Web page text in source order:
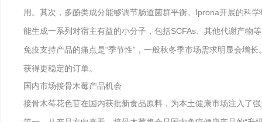
用。其次，多酚类成分能够调节肠道菌群平衡。Iprona开展的科
能生成一系列对宿主有益的小分子，包括SCFAs、其他代谢产物
免疫支持产品的痛点是“季节性”，一般秋冬季市场需求明显会增
获得更稳定的订单。
国内市场接骨木莓产品机会
接骨木莓花色苷在国内获批新食品原料，为本土健康市场注入了